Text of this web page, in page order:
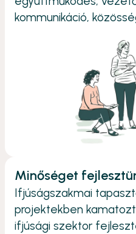
kommunikáció,
Minőséget
Ifjúságszakmai
projektekben
ifjúsági szektor